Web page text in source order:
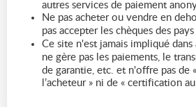
autres services de paiement
Ne pas acheter ou vendre en
pas accepter les chèques des
Ce site n'est jamais impliqué
ne gère pas les paiements, le
de garantie, etc. et n'offre pas de
l’acheteur » ni de « certification